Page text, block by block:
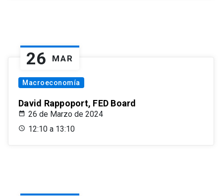
26 MAR
Macroeconomía
David Rappoport, FED Board
26 de Marzo de 2024
12:10 a 13:10